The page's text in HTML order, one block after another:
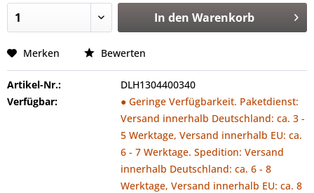
In den Warenkorb
Merken Bewerten
Artikel-Nr.:
DLH1304400340
Verfügbar:
● Geringe Verfügbarkeit. Paketdienst:
Versand innerhalb Deutschland: ca. 3 -
5 Werktage, Versand innerhalb EU: ca.
6 - 7 Werktage. Spedition: Versand
innerhalb Deutschland: ca. 6 - 8
Werktage, Versand innerhalb EU: ca. 8